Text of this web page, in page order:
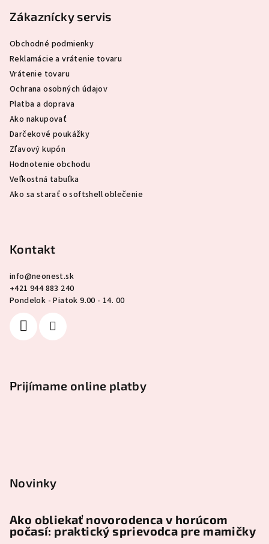
Zákaznícky servis
Obchodné podmienky
Reklamácie a vrátenie tovaru
Vrátenie tovaru
Ochrana osobných údajov
Platba a doprava
Ako nakupovať
Darčekové poukážky
Zľavový kupón
Hodnotenie obchodu
Veľkostná tabuľka
Ako sa starať o softshell oblečenie
Kontakt
info@neonest.sk
+421 944 883 240
Pondelok - Piatok 9.00 - 14. 00
Prijímame online platby
Novinky
Ako obliekať novorodenca v horúcom
počasí: praktický sprievodca pre mamičky